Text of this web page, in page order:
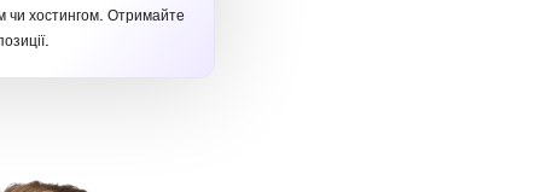
чи хостингом. Отримайте